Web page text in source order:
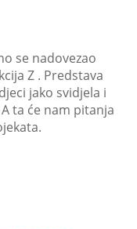
se nadovezao
Z . Predstava
jako svidjela i
ta će nam pitanja